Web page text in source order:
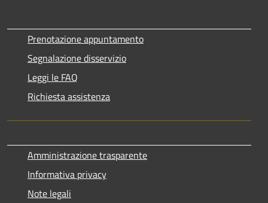
Prenotazione appuntamento
Segnalazione disservizio
Leggi le FAQ
Richiesta assistenza
Amministrazione trasparente
Informativa privacy
Note legali